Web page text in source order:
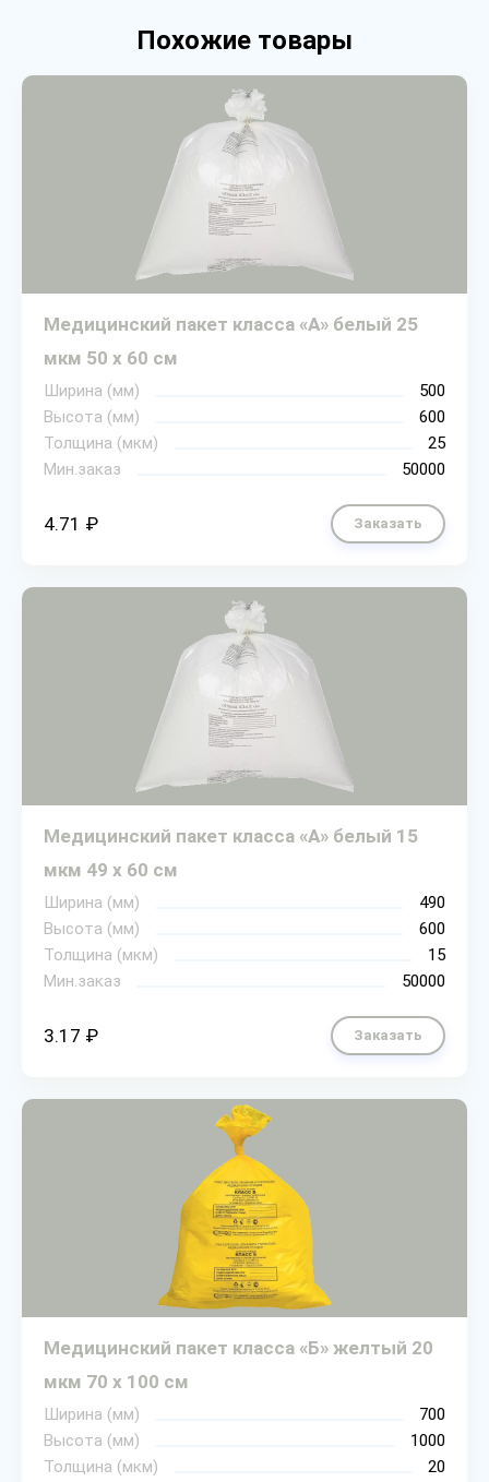
Похожие товары
Медицинский пакет класса «А» белый 25
мкм 50 х 60 см
Ширина (мм)
500
Высота (мм)
600
Толщина (мкм)
25
Мин.заказ
50000
4.71 ₽ Заказать
Медицинский пакет класса «А» белый 15
мкм 49 х 60 см
Ширина (мм)
490
Высота (мм)
600
Толщина (мкм)
15
Мин.заказ
50000
3.17 ₽ Заказать
Медицинский пакет класса «Б» желтый 20
мкм 70 х 100 см
Ширина (мм)
700
Высота (мм)
1000
Толщина (мкм)
20